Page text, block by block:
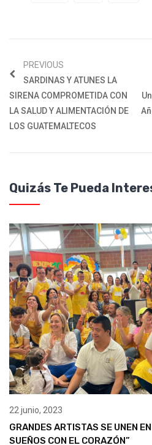
PREVIOUS
SARDINAS Y ATUNES LA
SIRENA COMPROMETIDA CON
LA SALUD Y ALIMENTACIÓN DE
LOS GUATEMALTECOS
Quizás Te Pueda
22 junio, 2023
GRANDES ARTISTAS SE UNEN
SUEÑOS CON EL CORAZÓN”